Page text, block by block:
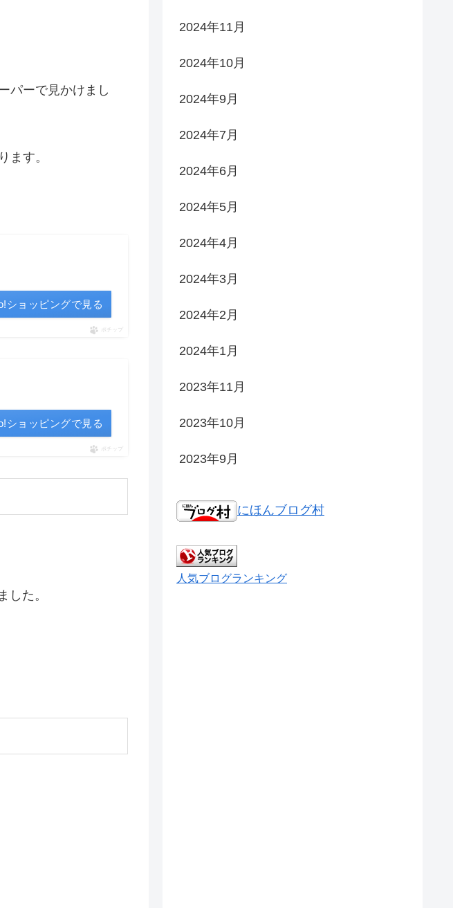
パーで見かけまし
ます。
ショッピングで見る
ポチップ
ショッピングで見る
ポチップ
した。
2024年11月
2024年10月
2024年9月
2024年7月
2024年6月
2024年5月
2024年4月
2024年3月
2024年2月
2024年1月
2023年11月
2023年10月
2023年9月
にほんブログ村
人気ブログランキング